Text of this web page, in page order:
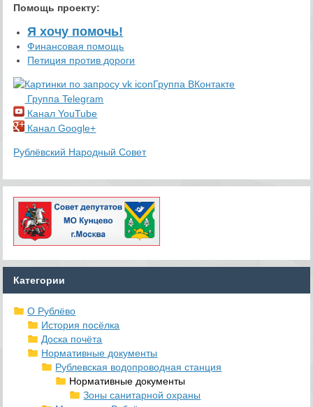
Помощь проекту:
Я хочу помочь!
Финансовая помощь
Петиция против дороги
Группа ВКонтакте
Группа Telegram
Канал YouTube
Канал Google+
Рублёвский Народный Совет
Категории
О Рублёво
История посёлка
Доска почёта
Нормативные документы
Рублевская водопроводная станция
Нормативные документы
Зоны санитарной охраны